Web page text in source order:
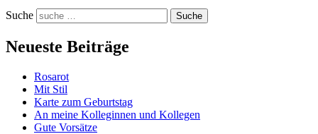
Suche
Neueste Beiträge
Rosarot
Mit Stil
Karte zum Geburtstag
An meine Kolleginnen und Kollegen
Gute Vorsätze